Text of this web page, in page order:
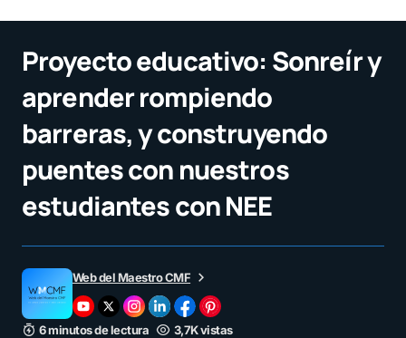
Proyecto educativo: Sonreír y
aprender rompiendo
barreras, y construyendo
puentes con nuestros
estudiantes con NEE
Web del Maestro CMF
6 minutos de lectura 3,7K vistas